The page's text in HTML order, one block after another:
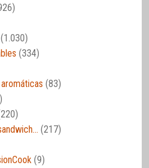
(1.030)
(334)
(83)
(217)
(9)